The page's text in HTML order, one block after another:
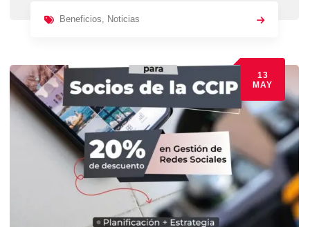
Beneficios Noticias
13
MAY